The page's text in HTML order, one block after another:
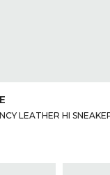
LEATHER HI